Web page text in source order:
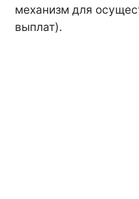
механизм для
выплат).